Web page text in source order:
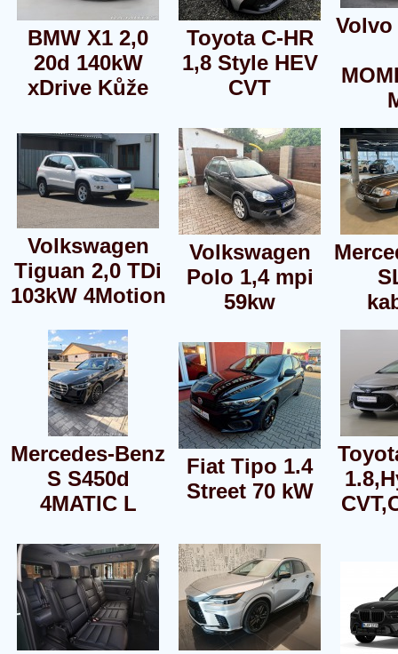
BMW X1 2,0
20d 140kW
xDrive Kůže
Toyota C-HR
1,8 Style HEV
CVT
Volvo
Volkswagen
Tiguan 2,0 TDi
103kW 4Motion
Volkswagen
Polo 1,4 mpi
59kw
Mercedes-Benz
S S450d
4MATIC L
Fiat Tipo 1.4
Street 70 kW